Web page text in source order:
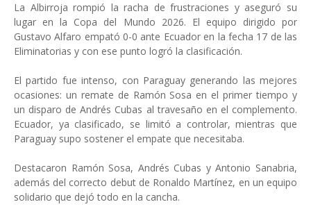
La Albirroja rompió la racha de frustraciones y aseguró su
lugar en la Copa del Mundo 2026. El equipo dirigido por
Gustavo Alfaro empató 0-0 ante Ecuador en la fecha 17 de las
Eliminatorias y con ese punto logró la clasificación.
El partido fue intenso, con Paraguay generando las mejores
ocasiones: un remate de Ramón Sosa en el primer tiempo y
un disparo de Andrés Cubas al travesaño en el complemento.
Ecuador, ya clasificado, se limitó a controlar, mientras que
Paraguay supo sostener el empate que necesitaba.
Destacaron Ramón Sosa, Andrés Cubas y Antonio Sanabria,
además del correcto debut de Ronaldo Martínez, en un equipo
solidario que dejó todo en la cancha.